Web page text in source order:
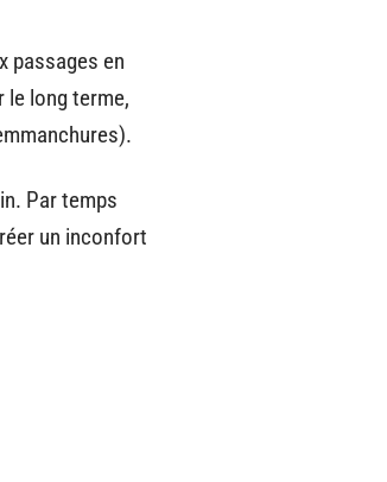
passages en
le long terme,
Par temps
un inconfort